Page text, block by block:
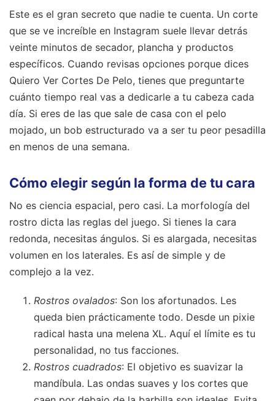
Este es el gran secreto que nadie te cuenta. Un corte
que se ve increíble en Instagram suele llevar detrás
veinte minutos de secador, plancha y productos
específicos. Cuando revisas opciones porque dices
Quiero Ver Cortes De Pelo, tienes que preguntarte
cuánto tiempo real vas a dedicarle a tu cabeza cada
día. Si eres de las que sale de casa con el pelo
mojado, un bob estructurado va a ser tu peor pesadilla
en menos de una semana.
Cómo elegir según la forma de tu cara
No es ciencia espacial, pero casi. La morfología del
rostro dicta las reglas del juego. Si tienes la cara
redonda, necesitas ángulos. Si es alargada, necesitas
volumen en los laterales. Es así de simple y de
complejo a la vez.
Rostros ovalados: Son los afortunados. Les
queda bien prácticamente todo. Desde un pixie
radical hasta una melena XL. Aquí el límite es tu
personalidad, no tus facciones.
Rostros cuadrados: El objetivo es suavizar la
mandíbula. Las ondas suaves y los cortes que